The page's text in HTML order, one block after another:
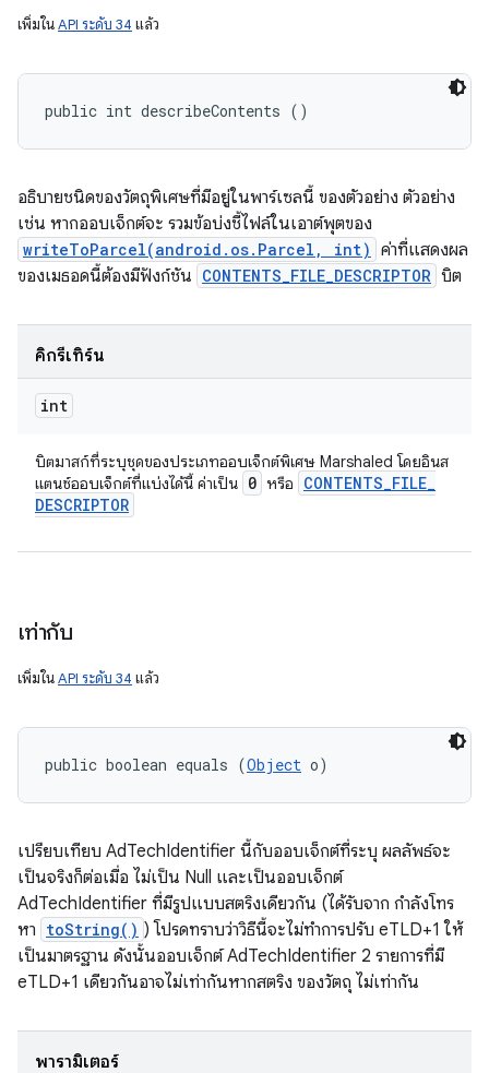
เพิ่มในAPI ระดับ 34 แล้ว
public int describeContents ()
อธิบายชนิดของวัตถุพิเศษที่มีอยู่ในพาร์เซลนี้ ของตัวอย่าง ตัวอย่าง
เช่น หากออบเจ็กต์จะ รวมข้อบ่งชี้ไฟล์ในเอาต์พุตของ
writeToParcel(android.os.Parcel, int) ค่าที่แสดงผล
ของเมธอดนี้ต้องมีฟังก์ชัน CONTENTS_FILE_DESCRIPTOR บิต
คิกรีเทิร์น
int
บิตมาสก์ที่ระบุชุดของประเภทออบเจ็กต์พิเศษ Marshaled โดยอินส
แตนซ์ออบเจ็กต์ที่แบ่งได้นี้ ค่าเป็น 0 หรือ CONTENTS_FILE_
DESCRIPTOR
เท่ากับ
เพิ่มในAPI ระดับ 34 แล้ว
public boolean equals (Object o)
เปรียบเทียบ AdTechIdentifier นี้กับออบเจ็กต์ที่ระบุ ผลลัพธ์จะ
เป็นจริงก็ต่อเมื่อ ไม่เป็น Null และเป็นออบเจ็กต์
AdTechIdentifier ที่มีรูปแบบสตริงเดียวกัน (ได้รับจาก กำลังโทร
หา toString() ) โปรดทราบว่าวิธีนี้จะไม่ทำการปรับ eTLD+1 ให้
เป็นมาตรฐาน ดังนั้นออบเจ็กต์ AdTechIdentifier 2 รายการที่มี
eTLD+1 เดียวกันอาจไม่เท่ากันหากสตริง ของวัตถุ ไม่เท่ากัน
พารามิเตอร์